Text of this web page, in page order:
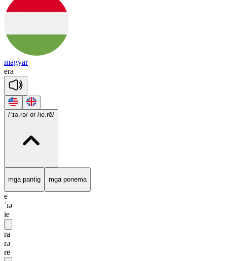
magyar
era
/ˈɪə.rə/ or /ie.rē/
mga pantig mga ponema
e
ˈɪə
ie
ra
rə
rē